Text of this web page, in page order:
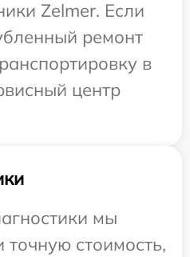
Zelmer. Если
ремонт
в
центр
мы
точную стоимость,